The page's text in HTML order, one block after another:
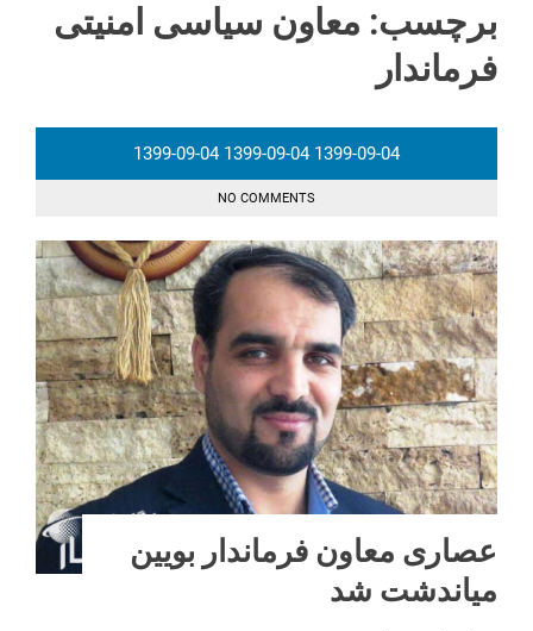
برچسب: معاون سیاسی امنیتی
فرماندار
1399-09-04 1399-09-04 1399-09-04
NO COMMENTS
عصاری معاون فرماندار بویین
میاندشت شد